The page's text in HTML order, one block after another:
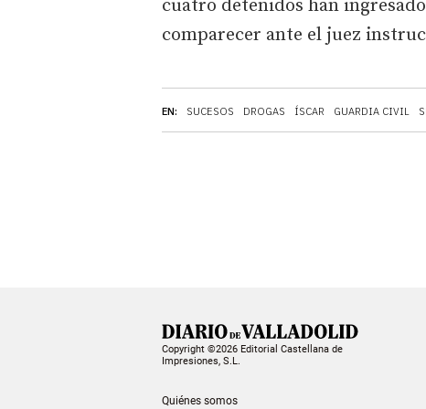
EN: SUCESOS DROGAS ÍSCAR GUARDIA CIVIL
cuatro detenidos han
comparecer ante el juez
Copyright ©2026 Editorial Castellana de
Impresiones, S.L.
Quiénes somos